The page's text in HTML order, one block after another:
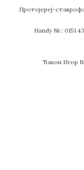
Протојереј-
Handy Nr.: 0151
Ђакон Игор